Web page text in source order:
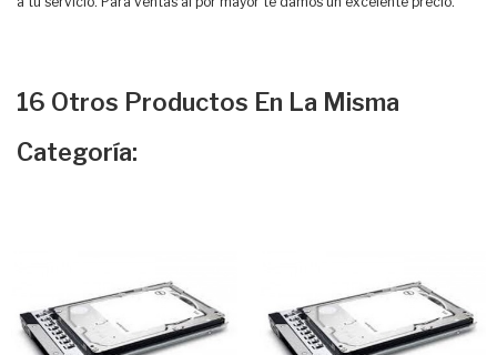
16 Otros Productos En La Misma
Categoría: